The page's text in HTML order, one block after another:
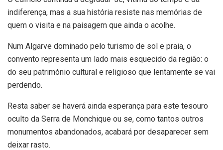
indiferença, mas a sua história resiste nas memórias de
quem o visita e na paisagem que ainda o acolhe.
Num Algarve dominado pelo turismo de sol e praia, o
convento representa um lado mais esquecido da região: o
do seu património cultural e religioso que lentamente se vai
perdendo.
Resta saber se haverá ainda esperança para este tesouro
oculto da Serra de Monchique ou se, como tantos outros
monumentos abandonados, acabará por desaparecer sem
deixar rasto.